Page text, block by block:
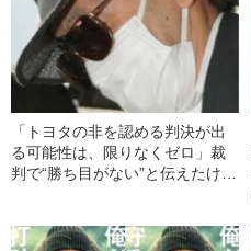
「トヨタの非を認める判決が出
る可能性は、限りなくゼロ」裁
判で“勝ち目がない”と伝えたけれ
の葛藤」